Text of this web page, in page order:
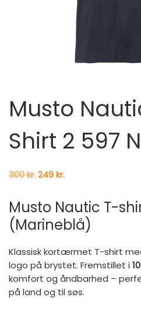
Musto
Shirt 2 597
300kr.Den oprindelige pris var:
249kr.Den aktuelle pris
Musto Nautic T-
(Marineblå)
Klassisk kortærmet T-shirt
logo på brystet. Fremstillet i
komfort og åndbarhed –
på land og til søs.